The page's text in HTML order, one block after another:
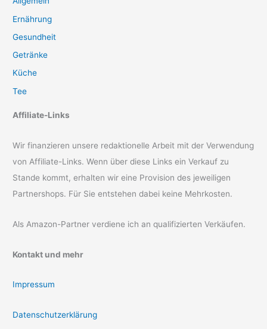
Ernährung
Gesundheit
Getränke
Küche
Tee
Affiliate-Links
Wir finanzieren unsere redaktionelle Arbeit mit der Verwendung
von Affiliate-Links. Wenn über diese Links ein Verkauf zu
Stande kommt, erhalten wir eine Provision des jeweiligen
Partnershops. Für Sie entstehen dabei keine Mehrkosten.
Als Amazon-Partner verdiene ich an qualifizierten Verkäufen.
Kontakt und mehr
Impressum
Datenschutzerklärung